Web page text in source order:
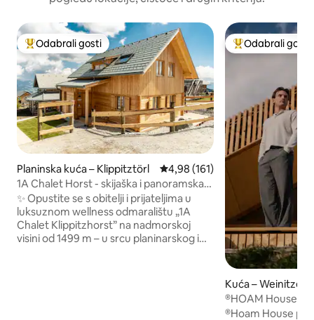
Među najviše rangiranima s oznakom „Odabrali gosti”
Odabrali gosti
Planinska kuća – Klippitztörl Prosječna ocjena: 4,98/5,
4,98 (161)
1A Chalet Horst - skijaška i panoramska
sauna
✨ Opustite se s obitelji i prijateljima u
luksuznom wellness odmaralištu „1A
Chalet Klippitzhorst” na nadmorskoj
visini od 1499 m – u srcu planinarskog i
Među najviše
Odabrali gosti
Kuća – Weinitzen
®HOAM House
®Hoam House